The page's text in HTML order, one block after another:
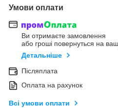
Умови оплати
Ви отримаєте замовлення
або гроші повернуться на
Детальніше
Післяплата
Оплата на рахунок
Всі умови оплати